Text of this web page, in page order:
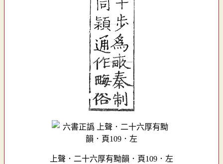
上聲．二十六厚有黝韻．頁109．左